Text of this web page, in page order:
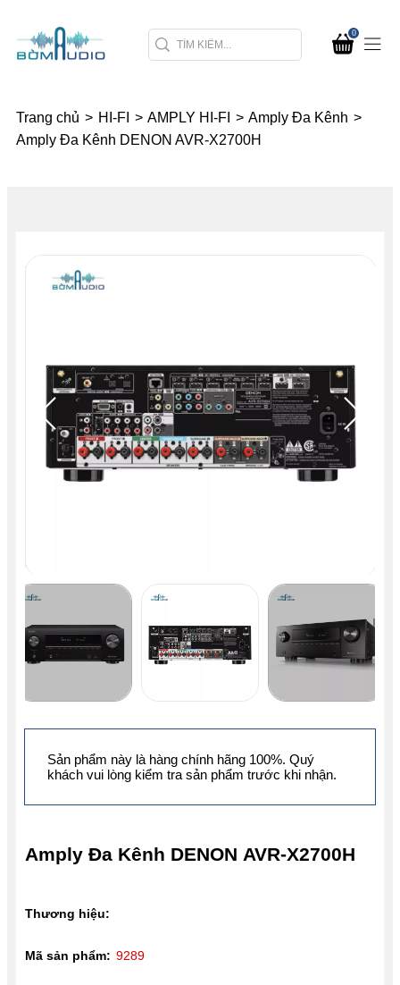
0
Trang chủ > HI-FI > AMPLY HI-FI > Amply Đa Kênh >
Amply Đa Kênh DENON AVR-X2700H
Amply Đa Kênh DENON AVR-X2700H
Thương hiệu:
Mã sản phẩm: 9289
Sản phẩm này là hàng chính hãng 100%. Quý
khách vui lòng kiểm tra sản phẩm trước khi nhận.